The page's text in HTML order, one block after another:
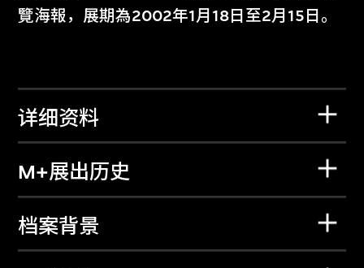
覽海報，展期為2002年1月18日至2月15日。
详细资料
M+展出历史
档案背景